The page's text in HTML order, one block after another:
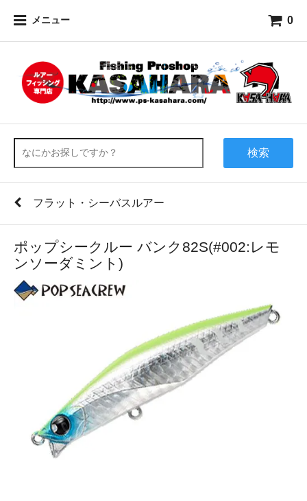
メニュー 0
検索
フラット・シーバスルアー
ポップシークルー バンク82S(#002:レモ
ンソーダミント)